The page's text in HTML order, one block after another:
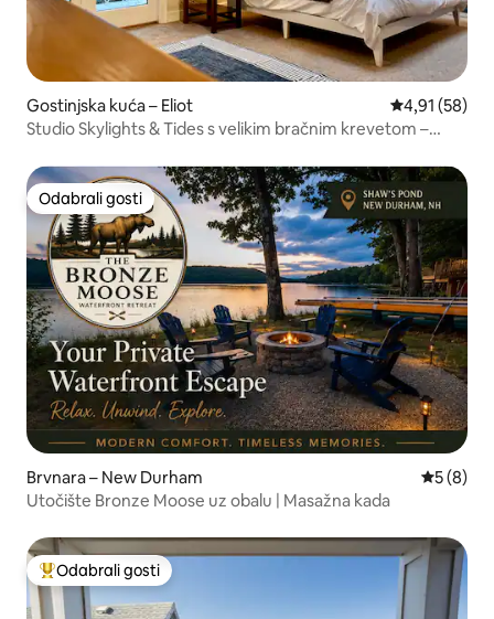
Gostinjska kuća – Eliot Prosječna
4,91 (58)
Studio Skylights & Tides s velikim bračnim krevetom –
Odabrali gosti
Odabrali gosti
Brvnara – New Durham
5 (8)
Utočište Bronze Moose uz obalu | Masažna kada
Među najviše rangiranima s oznakom „Odabrali gosti”
Odabrali gosti